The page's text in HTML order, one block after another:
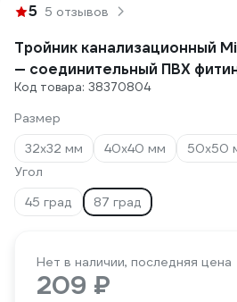
5 5 отзывов
Тройник канализационный
— соединительный ПВХ
Код товара: 38370804
Размер
32х32 мм
40х40 мм 50x50
Угол
45 град
87 град
Нет в наличии, последняя цена
209 ₽